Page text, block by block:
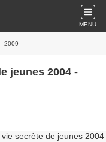
MENU
2009
jeunes 2004 -